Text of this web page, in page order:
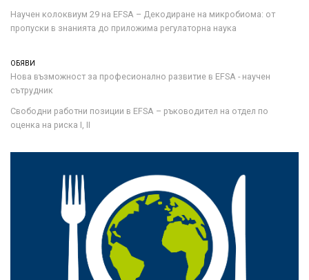
Научен колоквиум 29 на EFSA – Декодиране на микробиома: от
пропуски в знанията до приложима регулаторна наука
ОБЯВИ
Нова възможност за професионално развитие в EFSA - научен
сътрудник
Свободни работни позиции в EFSA – ръководител на отдел по
оценка на риска I, II